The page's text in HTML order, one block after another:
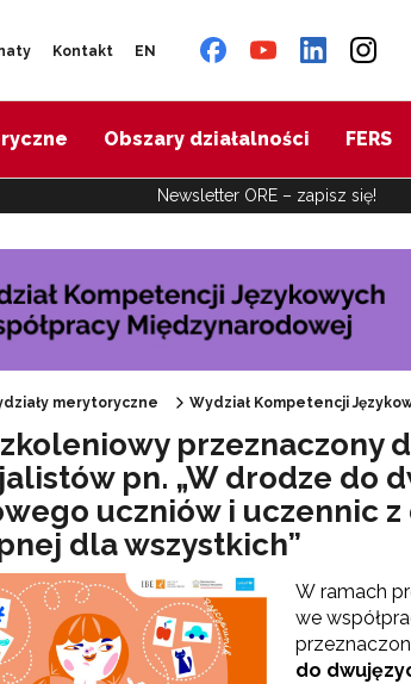
Kontakt EN
Obszary działalności FERS
Newsletter ORE – zapisz się!
– Punkt Kontaktowy"
o Holokauście"
polityki językowej Rady Europy"
merytoryczne Wydział Kompetencji
pn. „W drodze do
uczniów i uczennic
dla wszystkich”
W ramach
we
do